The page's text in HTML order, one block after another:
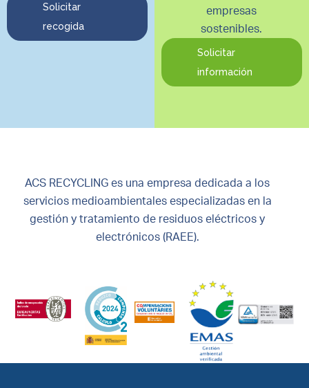
Solicitar
recogida
empresas
sostenibles.
Solicitar
información
ACS RECYCLING es una empresa dedicada a los
servicios medioambientales especializadas en la
gestión y tratamiento de residuos eléctricos y
electrónicos (RAEE).